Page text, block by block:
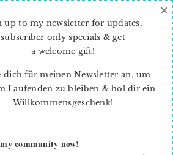
up to my newsletter for updates,
subscriber only specials & get
a welcome gift!
dich für meinen Newsletter an, um
Laufenden zu bleiben & hol dir ein
Willkommensgeschenk!
community now!
×